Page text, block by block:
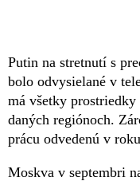
Putin na stretnutí s
bolo odvysielané v
má všetky
daných regiónoch.
prácu odvedenú v
Moskva v septembri